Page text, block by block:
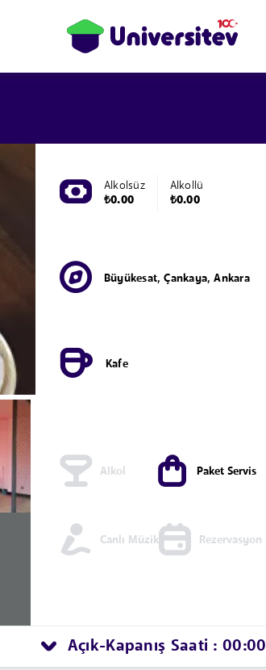
Alkolsüz
₺0.00
Alkollü
₺0.00
Büyükesat, Çankaya, Ankara
Kafe
Alkol Paket Servis
Canlı Müzik Rezervasyon
Açık-Kapanış Saati : 00:00